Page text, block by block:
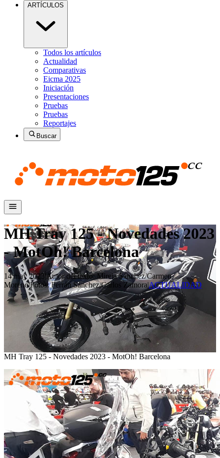
ARTÍCULOS
Todos los artículos
Actualidad
Comparativas
Eicma 2025
Iniciación
Presentaciones
Pruebas
Pruebas
Reportajes
Buscar
MH Tray 125 - Novedades 2023
- MotOh! Barcelona
14 may 2023|Autor del texto: Mireia Sánchez/Carmen
Moreno|Fotos: Ferrán Sánchez/Carlos Zamora|ACTUALIDAD
MH Tray 125 - Novedades 2023 - MotOh! Barcelona